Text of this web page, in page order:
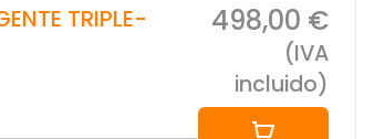
TRIPLE-
498,00 €
(IVA
incluido)